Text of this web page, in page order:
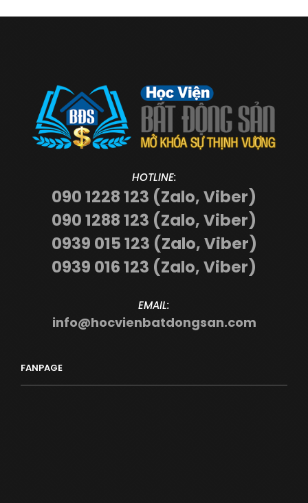
HOTLINE:
090 1228 123 (Zalo, Viber)
090 1288 123 (Zalo, Viber)
0939 015 123 (Zalo, Viber)
0939 016 123 (Zalo, Viber)
EMAIL:
info@hocvienbatdongsan.com
FANPAGE